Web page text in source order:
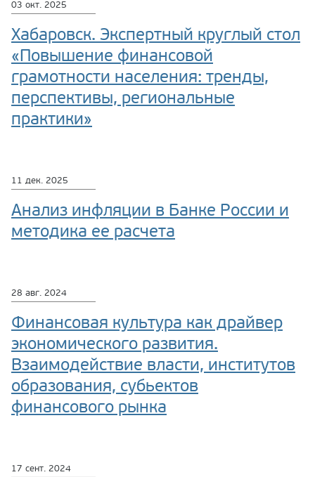
03 окт. 2025
Хабаровск. Экспертный круглый стол
«Повышение финансовой
грамотности населения: тренды,
перспективы, региональные
практики»
11 дек. 2025
Анализ инфляции в Банке России и
методика ее расчета
28 авг. 2024
Финансовая культура как драйвер
экономического развития.
Взаимодействие власти, институтов
образования, субьектов
финансового рынка
17 сент. 2024